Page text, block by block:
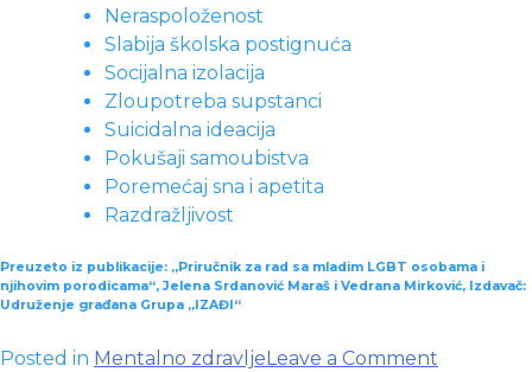
Neraspoloženost
Slabija školska postignuća
Socijalna izolacija
Zloupotreba supstanci
Suicidalna ideacija
Pokušaji samoubistva
Poremećaj sna i apetita
Razdražljivost
Preuzeto iz publikacije: „Priručnik za rad sa mladim LGBT osobama i
njihovim porodicama“, Jelena Srdanović Maraš i Vedrana Mirković, Izdavač:
Udruženje građana Grupa „IZAĐI“
Posted in Mentalno zdravlje Leave a Comment